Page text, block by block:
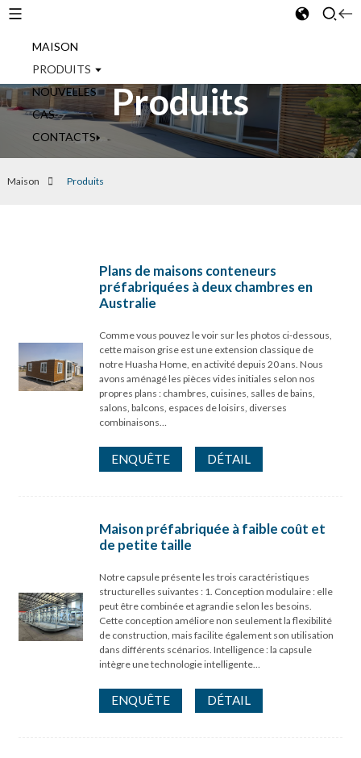
MAISON
PRODUITS
NOUVELLES
CAS
CONTACTS
Produits
Maison Produits
Plans de maisons conteneurs
préfabriquées à deux chambres en
Australie
Comme vous pouvez le voir sur les photos ci-dessous,
cette maison grise est une extension classique de
notre Huasha Home, en activité depuis 20 ans. Nous
avons aménagé les pièces vides initiales selon nos
propres plans : chambres, cuisines, salles de bains,
salons, balcons, espaces de loisirs, diverses
combinaisons…
ENQUÊTE DÉTAIL
Maison préfabriquée à faible coût et
de petite taille
Notre capsule présente les trois caractéristiques
structurelles suivantes : 1. Conception modulaire : elle
peut être combinée et agrandie selon les besoins.
Cette conception améliore non seulement la flexibilité
de construction, mais facilite également son utilisation
dans différents scénarios. Intelligence : la capsule
intègre une technologie intelligente…
ENQUÊTE DÉTAIL